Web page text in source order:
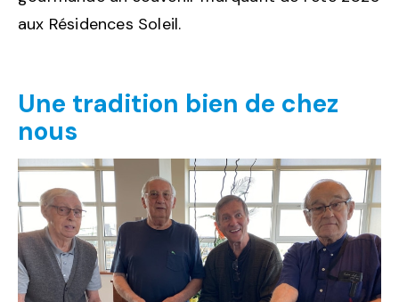
aux Résidences Soleil.
Une tradition bien de chez
nous